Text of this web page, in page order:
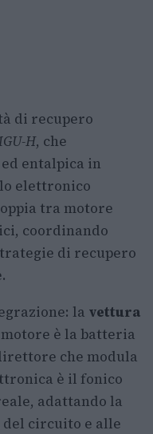
di recupero
H, che
entalpica in
elettronico
tra motore
coordinando
di recupero
la vettura
motore è la batteria
che modula
è il fonico
adattando la
circuito e alle